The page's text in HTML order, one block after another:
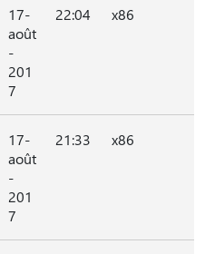
17-
août
-
201
7
22:04 x86
17-
août
-
201
7
21:33 x86